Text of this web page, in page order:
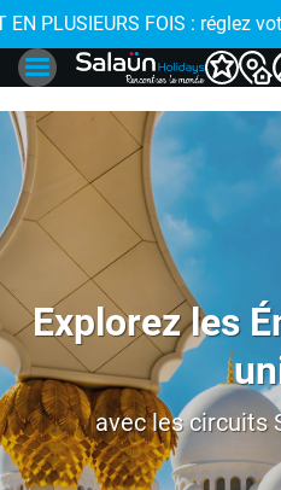
de proximité
EN PLUSIEURS FOIS : réglez
Explorez les
avec les circuits